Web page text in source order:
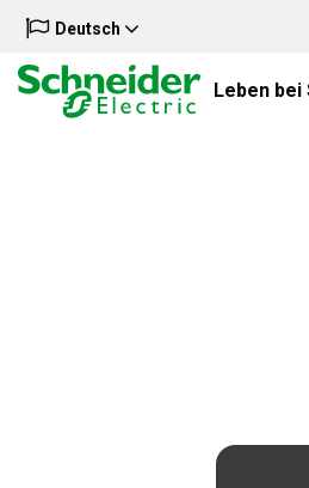
Deutsch
Leben